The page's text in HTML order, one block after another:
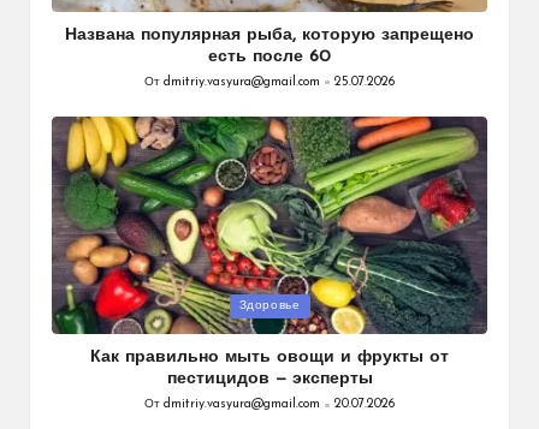
в
Названа популярная рыба, которую запрещено
есть после 60
От dmitriy.vasyura@gmail.com 25.07.2026
Опубликовано
в
Здоровье
Как правильно мыть овощи и фрукты от
пестицидов — эксперты
От dmitriy.vasyura@gmail.com 20.07.2026